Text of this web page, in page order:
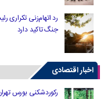
رد اتهام‌زنی تکراری
جنگ تاکید دارد
اخبار اقتصادی
رکوردشکنی بورس تهران امروز ۱۲ مهر ۱۴۰۴|